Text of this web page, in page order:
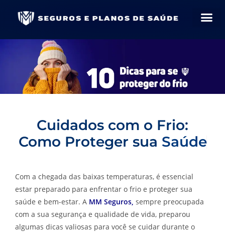
Cuidados com o Frio:
Como Proteger sua
Com a chegada das baixas temperaturas, é essencial
estar preparado para enfrentar o frio e proteger sua
saúde e bem-estar. AMM Seguros,sempre preocupada
com a sua segurança e qualidade de vida, preparou